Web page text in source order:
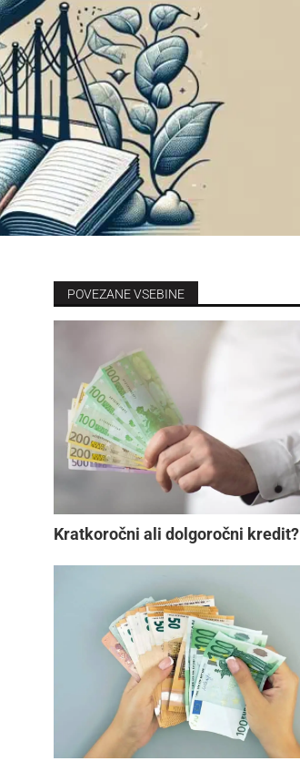
POVEZANE VSEBINE
Kratkoročni ali dolgoročni kredit?